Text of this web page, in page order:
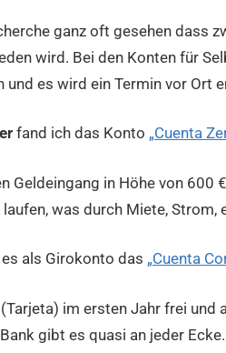
ganz oft gesehen dass
wird. Bei den Konten für
es wird ein Termin vor Ort
fand ich das Konto „Cuenta
Geldeingang in Höhe
was durch Miete,
als Girokonto das „Cuenta
im ersten Jahr frei und
gibt es quasi an jeder